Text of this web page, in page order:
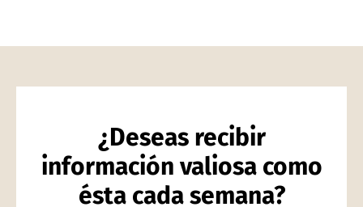
¿Deseas recibir
información valiosa como
ésta cada semana?